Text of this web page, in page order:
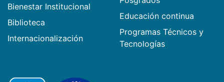
Bienestar Institucional
Biblioteca
Internacionalización
Educación continua
Programas Técnicos y
Tecnologías